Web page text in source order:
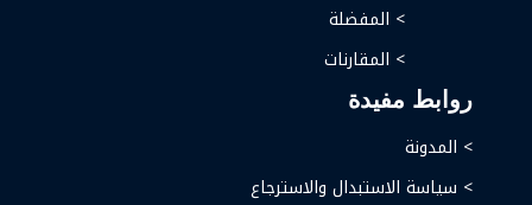
> المفضلة
> المقارنات
روابط مفيدة
> المدونة
> سياسة الاستبدال والاسترجاع